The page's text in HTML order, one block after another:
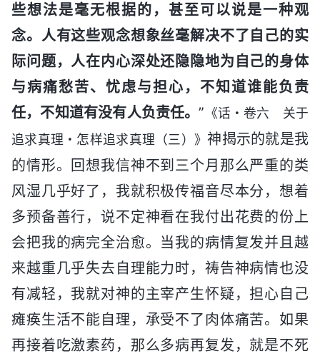
些想法是毫无根据的，甚至可以说是一种观
念。人有这些观念想象丝毫解决不了自己的实
际问题，人在内心深处还隐隐地为自己的身体
与病痛愁苦、忧虑与担心，不知道谁能负责
任，不知道有没有人负责任。” 《话・卷六 关于
追求真理・怎样追求真理（三）》 神揭示的就是我
的情形。回想我信神不到三个月那么严重的类
风湿几乎好了，我就积极传福音尽本分，想着
多预备善行，说不定神看在我付出花费的份上
会把我的病完全治愈。当我的病情复发并且越
来越重几乎失去自理能力时，祷告神病情也没
有减轻，我就对神的主宰产生怀疑，担心自己
瘫痪生活不能自理，承受不了肉体痛苦。如果
再接着吃激素药，那么多病再复发，就是不死